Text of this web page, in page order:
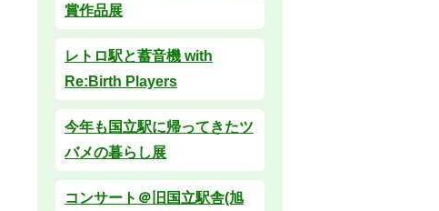
賞作品展
レトロ駅と蓄音機 with
Re:Birth Players
今年も国立駅に帰ってきたツ
バメの暮らし展
コンサート＠旧国立駅舎(旭